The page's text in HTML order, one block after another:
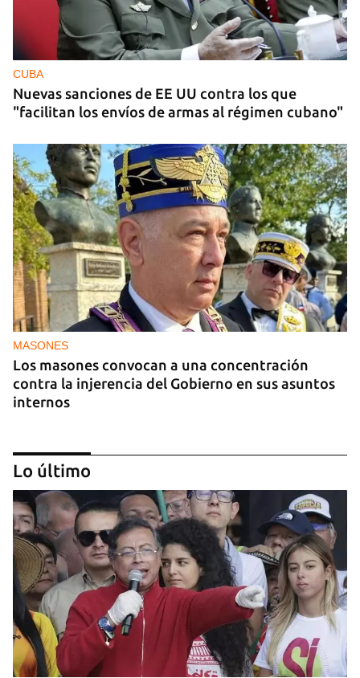
CUBA
Nuevas sanciones de EE UU contra los que
"facilitan los envíos de armas al régimen cubano"
MASONES
Los masones convocan a una concentración
contra la injerencia del Gobierno en sus asuntos
internos
FOTO DEL DÍA
Lluvia para beber, agua contaminada para el día a
día
Lo último